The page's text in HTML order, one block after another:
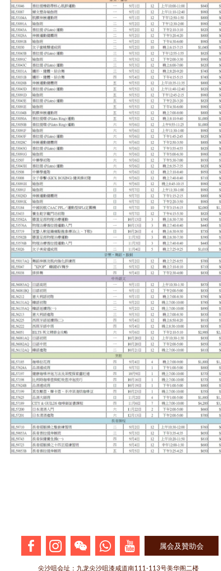
属会及贊助会
尖沙咀会址：九龙尖沙咀漆咸道南111-113号美华阁二楼